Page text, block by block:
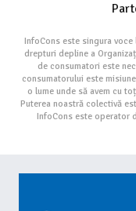
InfoCons este singura
drepturi depline a
de consumatori este
consumatorului este
o lume unde să avem cu
Puterea noastră colectivă
InfoCons este operator